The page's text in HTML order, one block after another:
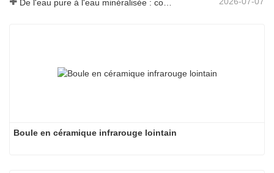
Boule en céramique infrarouge lointain